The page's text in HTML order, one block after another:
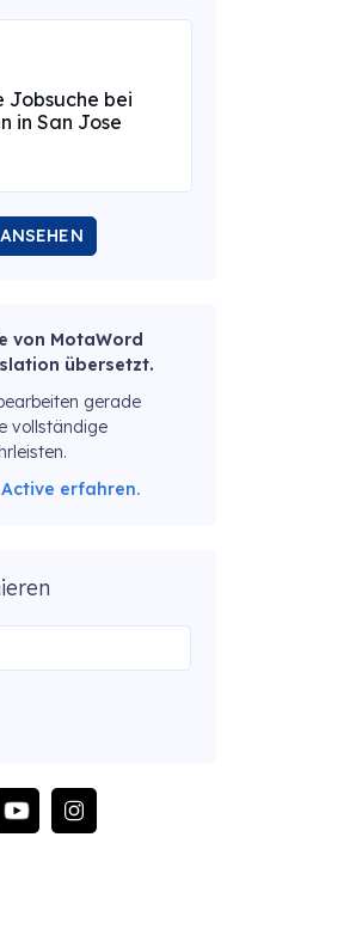
Jobsuche bei
in San Jose
von MotaWord
übersetzt.
gerade
vollständige
erfahren.